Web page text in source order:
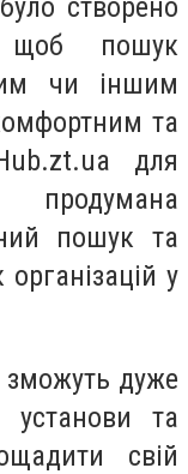
створено
щоб пошук
чи іншим
та
для
продумана
пошук та
у
зможуть дуже
установи та
свій